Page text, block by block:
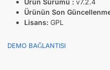
Ürün Sürümü : v7.2.4
Ürünün Son
Lisans: GPL
DEMO BAĞLANTISI